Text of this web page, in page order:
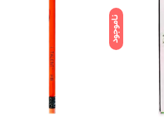
ناموجود